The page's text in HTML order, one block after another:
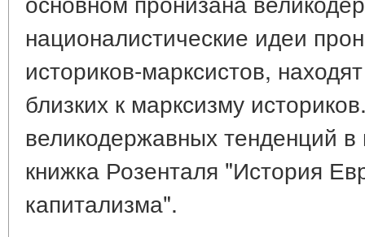
националистические идеи
историков-марксистов,
близких к марксизму
великодержавных тенденций в
книжка Розенталя "История
капитализма".